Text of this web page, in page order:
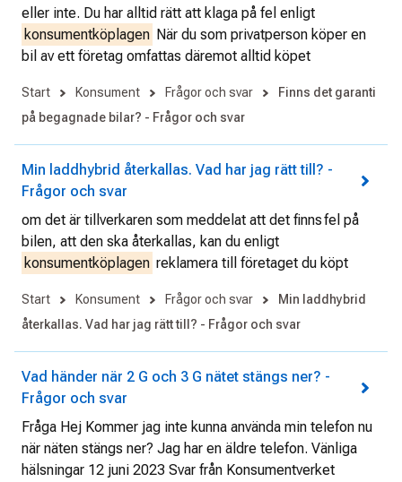
eller inte. Du har alltid rätt att klaga på fel enligt
konsumentköplagen När du som privatperson köper en
bil av ett företag omfattas däremot alltid köpet
Start Konsument Frågor och svar
Finns det garanti
på begagnade bilar? - Frågor och svar
Min laddhybrid återkallas. Vad har jag rätt till? -
Frågor och svar
om det är tillverkaren som meddelat att det finns fel på
bilen, att den ska återkallas, kan du enligt
konsumentköplagen reklamera till företaget du köpt
Start Konsument Frågor och svar
Min laddhybrid
återkallas. Vad har jag rätt till? - Frågor och svar
Vad händer när 2 G och 3 G nätet stängs ner? -
Frågor och svar
Fråga Hej Kommer jag inte kunna använda min telefon nu
när näten stängs ner? Jag har en äldre telefon. Vänliga
hälsningar 12 juni 2023 Svar från Konsumentverket